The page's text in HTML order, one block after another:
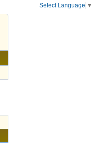
Select Language ▼